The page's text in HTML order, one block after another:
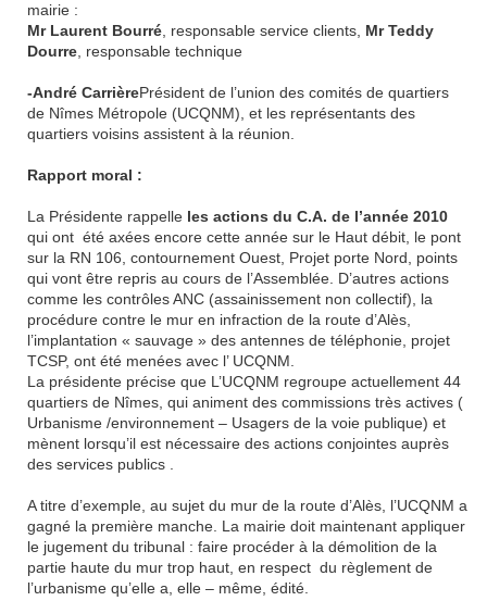
mairie :
Mr Laurent Bourré , responsable service clients, Mr Teddy
Dourre , responsable technique
-André CarrièrePrésident de l’union des comités de quartiers
de Nîmes Métropole (UCQNM), et les représentants des
quartiers voisins assistent à la réunion.
Rapport moral :
La Présidente rappelle les actions du C.A. de l’année 2010
qui ont été axées encore cette année sur le Haut débit, le pont
sur la RN 106, contournement Ouest, Projet porte Nord, points
qui vont être repris au cours de l’Assemblée. D’autres actions
comme les contrôles ANC (assainissement non collectif), la
procédure contre le mur en infraction de la route d’Alès,
l’implantation « sauvage » des antennes de téléphonie, projet
TCSP, ont été menées avec l’ UCQNM.
La présidente précise que L’UCQNM regroupe actuellement 44
quartiers de Nîmes, qui animent des commissions très actives (
Urbanisme /environnement – Usagers de la voie publique) et
mènent lorsqu’il est nécessaire des actions conjointes auprès
des services publics .
A titre d’exemple, au sujet du mur de la route d’Alès, l’UCQNM a
gagné la première manche. La mairie doit maintenant appliquer
le jugement du tribunal : faire procéder à la démolition de la
partie haute du mur trop haut, en respect du règlement de
l’urbanisme qu’elle a, elle – même, édité.